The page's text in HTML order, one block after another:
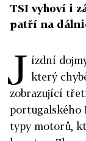
TSI vyhoví i
patří na
J ízdní
který
zobrazující
portugalského
typy motorů,